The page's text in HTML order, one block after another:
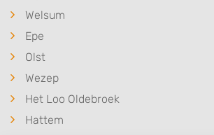
Welsum
Epe
Olst
Wezep
Het Loo Oldebroek
Hattem